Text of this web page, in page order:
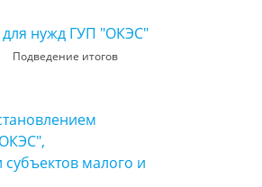
для нужд ГУП "ОКЭС"
Подведение итогов
малого и